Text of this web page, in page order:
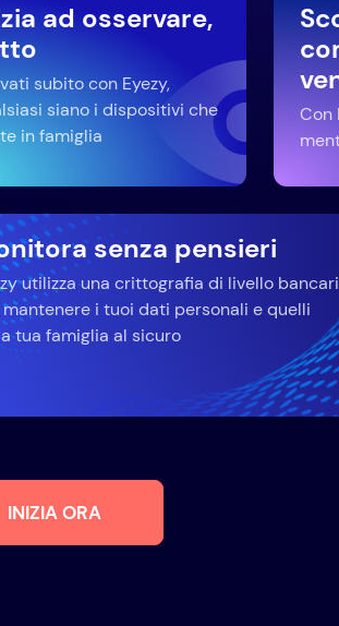
ad osservare,
subito con Eyezy,
siano i dispositivi che
in famiglia
Con
senza pensieri
utilizza una crittografia di livello
i tuoi dati personali e quelli
tua famiglia al sicuro
INIZIA ORA